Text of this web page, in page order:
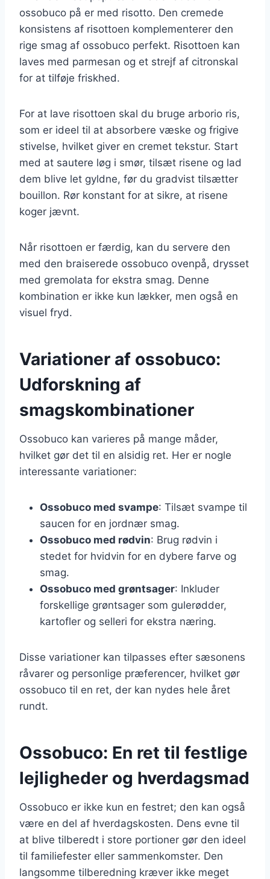
ossobuco på er med risotto. Den cremede
konsistens af risottoen komplementerer den
rige smag af ossobuco perfekt. Risottoen kan
laves med parmesan og et strejf af citronskal
for at tilføje friskhed.
For at lave risottoen skal du bruge arborio ris,
som er ideel til at absorbere væske og frigive
stivelse, hvilket giver en cremet tekstur. Start
med at sautere løg i smør, tilsæt risene og lad
dem blive let gyldne, før du gradvist tilsætter
bouillon. Rør konstant for at sikre, at risene
koger jævnt.
Når risottoen er færdig, kan du servere den
med den braiserede ossobuco ovenpå, drysset
med gremolata for ekstra smag. Denne
kombination er ikke kun lækker, men også en
visuel fryd.
Variationer af ossobuco:
Udforskning af
smagskombinationer
Ossobuco kan varieres på mange måder,
hvilket gør det til en alsidig ret. Her er nogle
interessante variationer:
Ossobuco med svampe: Tilsæt svampe til
saucen for en jordnær smag.
Ossobuco med rødvin: Brug rødvin i
stedet for hvidvin for en dybere farve og
smag.
Ossobuco med grøntsager: Inkluder
forskellige grøntsager som gulerødder,
kartofler og selleri for ekstra næring.
Disse variationer kan tilpasses efter sæsonens
råvarer og personlige præferencer, hvilket gør
ossobuco til en ret, der kan nydes hele året
rundt.
Ossobuco: En ret til festlige
lejligheder og hverdagsmad
Ossobuco er ikke kun en festret; den kan også
være en del af hverdagskosten. Dens evne til
at blive tilberedt i store portioner gør den ideel
til familiefester eller sammenkomster. Den
langsomme tilberedning kræver ikke meget